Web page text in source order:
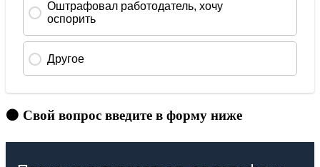
🟠 Свой вопрос введите в форму ниже